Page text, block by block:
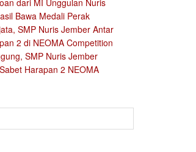
dari MI Unggulan Nuris
Bawa Medali Perak
SMP Nuris Jember Antar
2 di NEOMA Competition
SMP Nuris Jember
Harapan 2 NEOMA